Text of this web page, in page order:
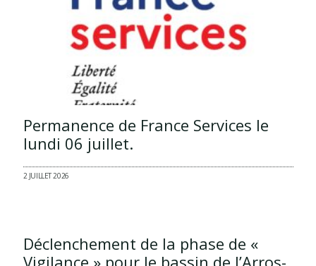
Permanence de France Services le
lundi 06 juillet.
2 JUILLET 2026
Déclenchement de la phase de «